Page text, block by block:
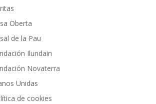
Oberta
de la Pau
Ilundain
Novaterra
Unidas
de cookies